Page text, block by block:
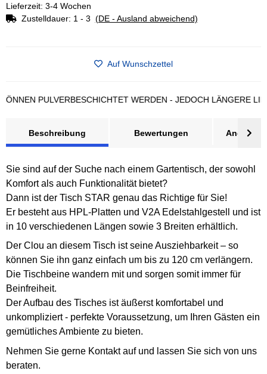
Lieferzeit: 3-4 Wochen
Zustelldauer: 1 - 3 (DE - Ausland abweichend)
Auf Wunschzettel
PULVERBESCHICHTET WERDEN - JEDOCH LÄNGERE
Beschreibung Bewertungen Angebot
Sie sind auf der Suche nach einem Gartentisch, der sowohl
Komfort als auch Funktionalität bietet?
Dann ist der Tisch STAR genau das Richtige für Sie!
Er besteht aus HPL-Platten und V2A Edelstahlgestell und ist
in 10 verschiedenen Längen sowie 3 Breiten erhältlich.
Der Clou an diesem Tisch ist seine Ausziehbarkeit – so
können Sie ihn ganz einfach um bis zu 120 cm verlängern.
Die Tischbeine wandern mit und sorgen somit immer für
Beinfreiheit.
Der Aufbau des Tisches ist äußerst komfortabel und
unkompliziert - perfekte Voraussetzung, um Ihren Gästen ein
gemütliches Ambiente zu bieten.
Nehmen Sie gerne Kontakt auf und lassen Sie sich von uns
beraten.